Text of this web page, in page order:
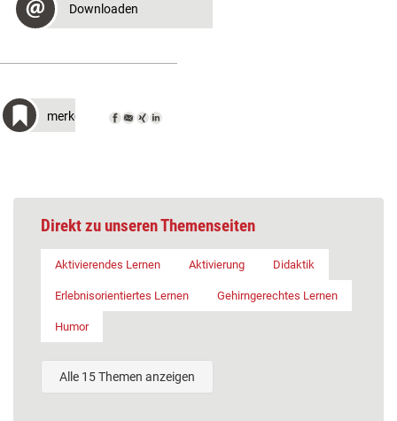
Downloaden
merken
Direkt zu unseren Themenseiten
Aktivierendes Lernen Aktivierung Didaktik
Erlebnisorientiertes Lernen Gehirngerechtes Lernen
Humor
Alle 15 Themen anzeigen